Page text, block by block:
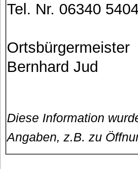
Tel. Nr. 06340
Ortsbürgermeister
Bernhard Jud
Diese Information
Angaben, z.B. zu